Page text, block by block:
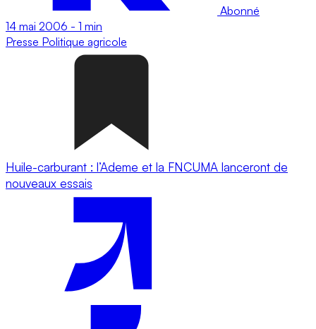
Abonné
14 mai 2006 - 1 min
Presse Politique agricole
Huile-carburant : l’Ademe et la FNCUMA lanceront de
nouveaux essais